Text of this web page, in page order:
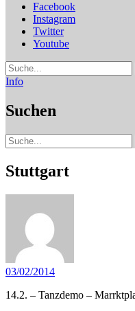
Facebook
Instagram
Twitter
Youtube
Suche
Info
Suchen
Suche
Stuttgart
03/02/2014
14.2. – Tanzdemo –